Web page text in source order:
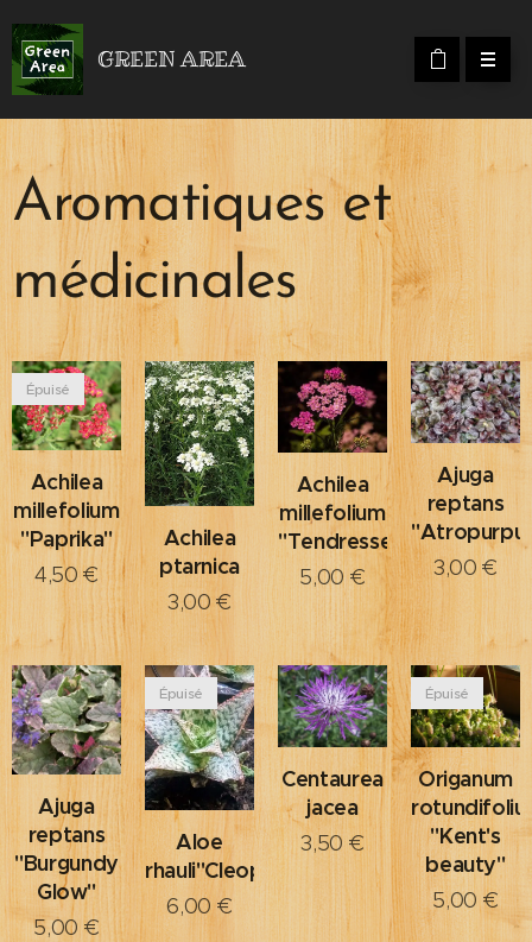
GREEN AREA
Aromatiques et
médicinales
Achilea
millefolium
"Paprika"
Épuisé
4,50€
Achilea
ptarnica
3,00 €
Achilea
millefolium
"Tendresse"
5,00 €
Ajuga
reptans
3,00 €
Ajuga
reptans
"Burgundy
Glow"
5,00 €
Aloe
rhauli"Cleopatra"
Épuisé
6,00€
Centaurea
jacea
3,50 €
Origanum
"Kent's
beauty"
Épuisé
5,00€